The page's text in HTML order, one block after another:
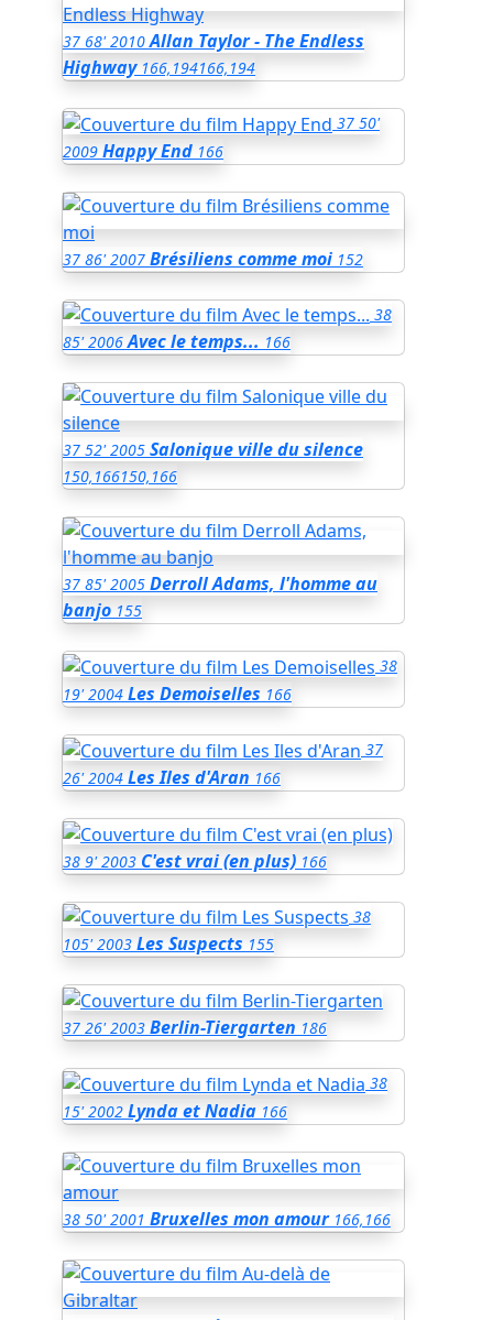
37 68' 2010 Allan Taylor - The Endless
Highway 166,194166,194
37 50'
2009 Happy End 166
37 86' 2007 Brésiliens comme moi 152
38
85' 2006 Avec le temps... 166
37 52' 2005 Salonique ville du silence
150,166150,166
37 85' 2005 Derroll Adams, l'homme au
banjo 155
38
19' 2004 Les Demoiselles 166
37
26' 2004 Les Iles d'Aran 166
38 9' 2003 C'est vrai (en plus) 166
38
105' 2003 Les Suspects 155
37 26' 2003 Berlin-Tiergarten 186
38
15' 2002 Lynda et Nadia 166
38 50' 2001 Bruxelles mon amour 166,166